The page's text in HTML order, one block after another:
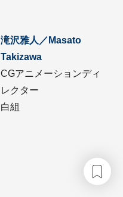
滝沢雅人／Masato
Takizawa
CGアニメーションディ
レクター
白組